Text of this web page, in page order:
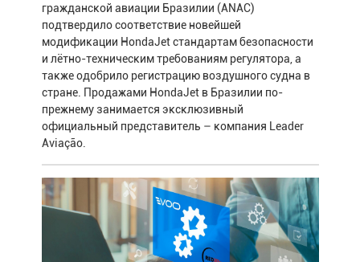
гражданской авиации Бразилии (ANAC)
подтвердило соответствие новейшей
модификации HondaJet стандартам безопасности
и лётно-техническим требованиям регулятора, а
также одобрило регистрацию воздушного судна в
стране. Продажами HondaJet в Бразилии по-
прежнему занимается эксклюзивный
официальный представитель – компания Leader
Aviação.